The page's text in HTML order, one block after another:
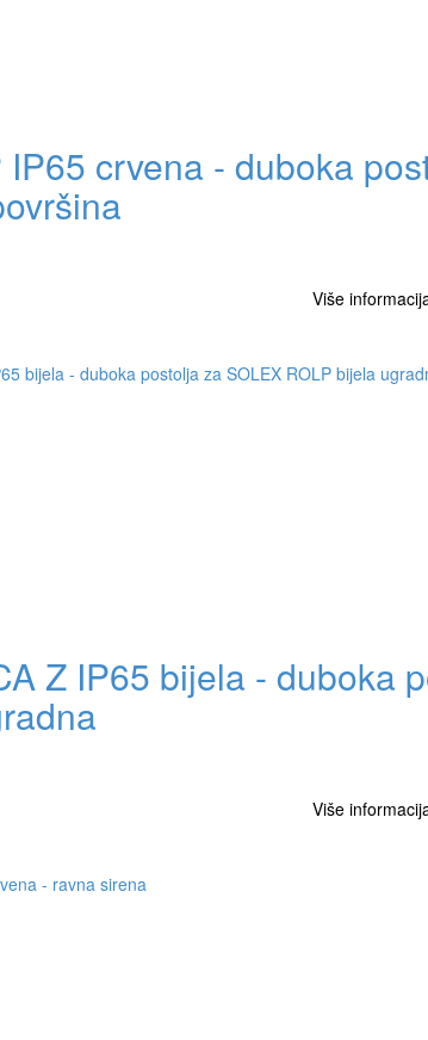
IP65 crvena - duboka
Više
Z IP65 bijela - duboka
Više